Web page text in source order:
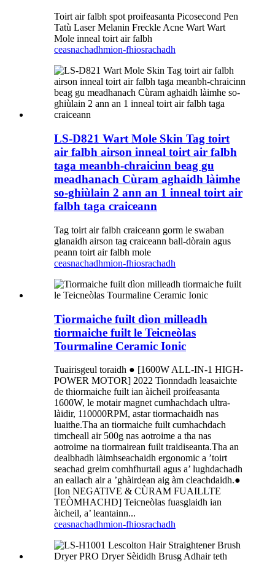
Toirt air falbh spot proifeasanta Picosecond Pen
Tatù Laser Melanin Freckle Acne Wart Wart
Mole inneal toirt air falbh
ceasnachadhmion-fhiosrachadh
LS-D821 Wart Mole Skin Tag toirt
air falbh airson inneal toirt air falbh
taga meanbh-chraicinn beag gu
meadhanach Cùram aghaidh làimhe
so-ghiùlain 2 ann an 1 inneal toirt air
falbh taga craiceann
Tag toirt air falbh craiceann gorm le swaban
glanaidh airson tag craiceann ball-dòrain agus
peann toirt air falbh mole
ceasnachadhmion-fhiosrachadh
Tiormaiche fuilt dìon milleadh
tiormaiche fuilt le Teicneòlas
Tourmaline Ceramic Ionic
Tuairisgeul toraidh ● [1600W ALL-IN-1 HIGH-
POWER MOTOR] 2022 Tionndadh leasaichte
de thiormaiche fuilt ian àicheil proifeasanta
1600W, le motair magnet cumhachdach ultra-
làidir, 110000RPM, astar tiormachaidh nas
luaithe.Tha an tiormaiche fuilt cumhachdach
timcheall air 500g nas aotroime a tha nas
aotroime na tiormairean fuilt traidiseanta.Tha an
dealbhadh làimhseachaidh ergonomic a ’toirt
seachad greim comhfhurtail agus a’ lughdachadh
an eallach air a ’ghàirdean aig àm cleachdaidh.●
[Ion NEGATIVE & CÙRAM FUAILLTE
TEÒMHACHD] Teicneòlas fuasglaidh ian
àicheil, a’ leantainn...
ceasnachadhmion-fhiosrachadh